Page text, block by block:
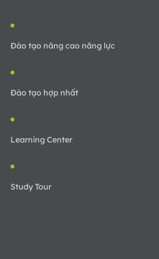
Đào tạo nâng cao năng lực
Đào tạo hợp nhất
Learning Center
Study Tour